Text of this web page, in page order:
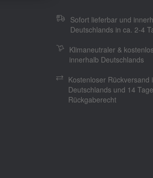
Sofort lieferbar und
Deutschlands in ca. 2-4
Klimaneutraler &
innerhalb Deutschlands
Kostenloser Rückversand
Deutschlands und 14 Tage
Rückgaberecht